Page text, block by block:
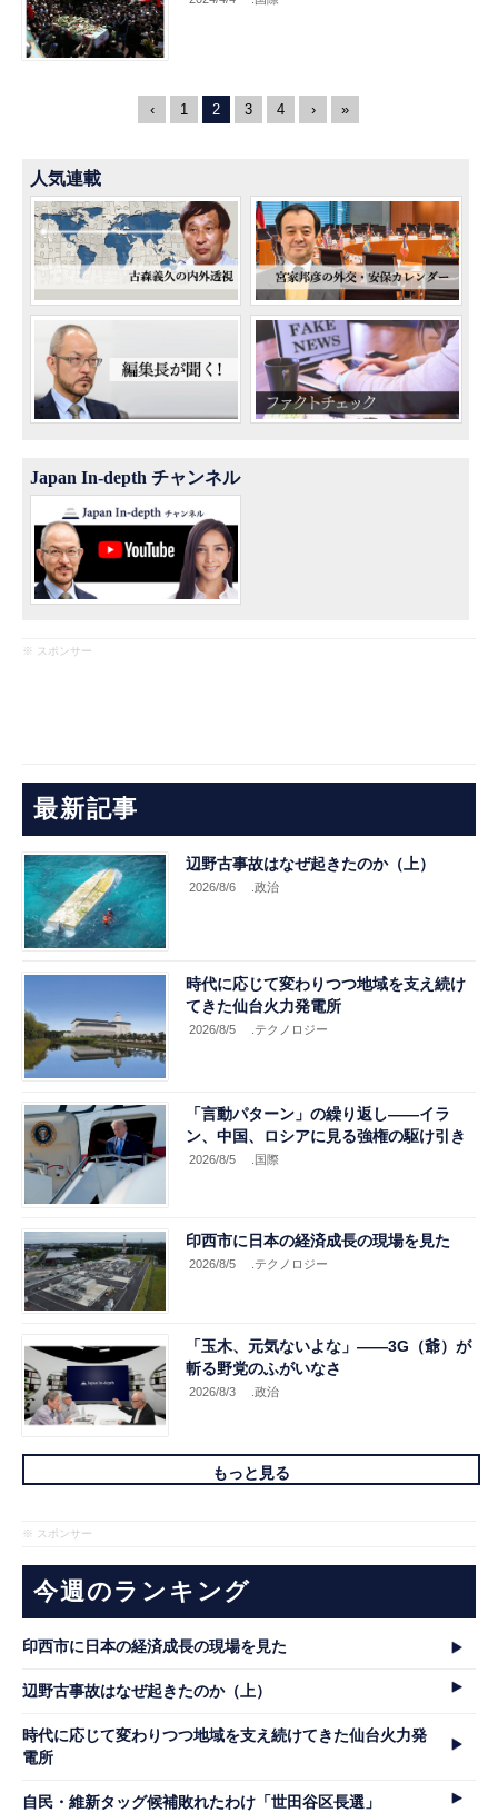
‹ 1 2 3 4 › »
人気連載
Japan In-depth チャンネル
※ スポンサー
最新記事
辺野古事故はなぜ起きたのか（上）
2026/8/6 .政治
時代に応じて変わりつつ地域を支え続け
てきた仙台火力発電所
2026/8/5 .テクノロジー
「言動パターン」の繰り返し――イラ
ン、中国、ロシアに見る強権の駆け引き
2026/8/5 .国際
印西市に日本の経済成長の現場を見た
2026/8/5 .テクノロジー
「玉木、元気ないよな」――3G（爺）が
斬る野党のふがいなさ
2026/8/3 .政治
もっと見る
※ スポンサー
今週のランキング
印西市に日本の経済成長の現場を見た
辺野古事故はなぜ起きたのか（上）
時代に応じて変わりつつ地域を支え続けてきた仙台火力発
電所
自民・維新タッグ候補敗れたわけ「世田谷区長選」